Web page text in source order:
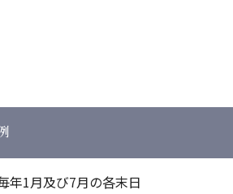
年1月及び7月の各末日